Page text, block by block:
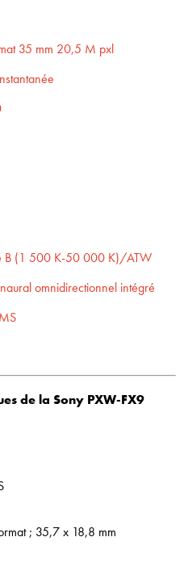
35 mm 20,5 M pxl
B (1 500 K-50 000 K)/ATW
omnidirectionnel intégré
de la Sony PXW-FX9
; 35,7 x 18,8 mm